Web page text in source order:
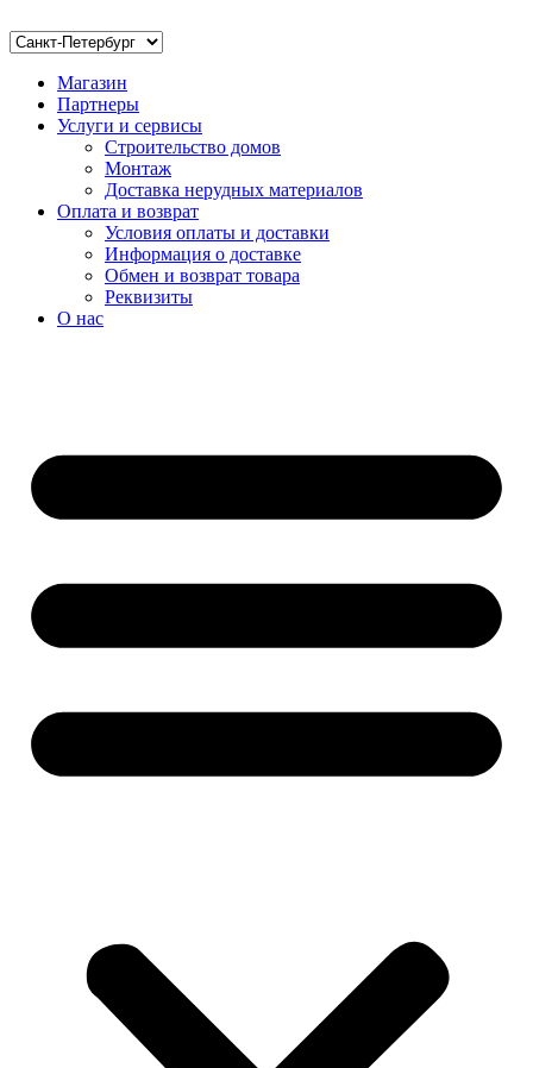
Магазин
Партнеры
Услуги и сервисы
Строительство домов
Монтаж
Доставка нерудных материалов
Оплата и возврат
Условия оплаты и доставки
Информация о доставке
Обмен и возврат товара
Реквизиты
О нас